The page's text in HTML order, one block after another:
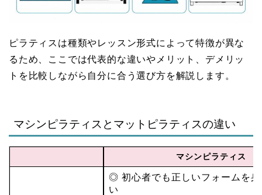
ピラティスは種類やレッスン形式によって特徴が異な
るため、ここでは代表的な違いやメリット、デメリッ
トを比較しながら自分に合う選び方を解説します。
マシンピラティスとマットピラティスの違い
マシンピラティス
◎ 初心者でも正しいフォームを
い